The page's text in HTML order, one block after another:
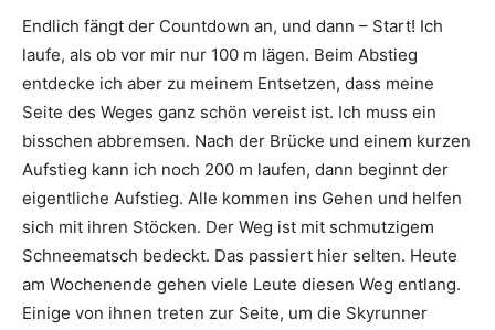
Endlich fängt der Countdown an, und dann – Start! Ich
laufe, als ob vor mir nur 100 m lägen. Beim Abstieg
entdecke ich aber zu meinem Entsetzen, dass meine
Seite des Weges ganz schön vereist ist. Ich muss ein
bisschen abbremsen. Nach der Brücke und einem kurzen
Aufstieg kann ich noch 200 m laufen, dann beginnt der
eigentliche Aufstieg. Alle kommen ins Gehen und helfen
sich mit ihren Stöcken. Der Weg ist mit schmutzigem
Schneematsch bedeckt. Das passiert hier selten. Heute
am Wochenende gehen viele Leute diesen Weg entlang.
Einige von ihnen treten zur Seite, um die Skyrunner